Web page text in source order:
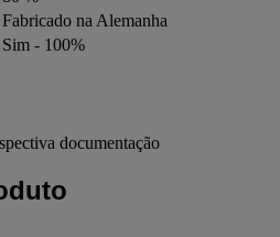
Fabricado na Alemanha
Sim - 100%
documentação